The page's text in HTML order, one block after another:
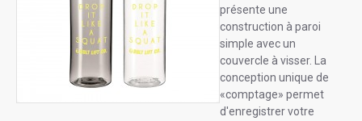
présente une
construction à paroi
simple avec un
couvercle à visser. La
conception unique de
«comptage» permet
d'enregistrer votre